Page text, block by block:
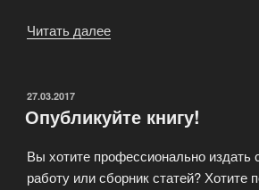
Читать далее
ОПУБЛИКОВАНО
27.03.2017
Опубликуйте книгу!
Вы хотите профессионально издать
работу или сборник статей? Хотите